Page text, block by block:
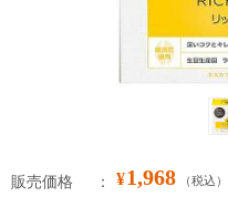
販売価格 ¥1,968 （税込）